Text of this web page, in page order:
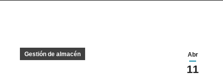
Abr
11
Gestión de almacén